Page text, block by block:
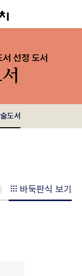
선정 도서
도서
바둑판식 보기